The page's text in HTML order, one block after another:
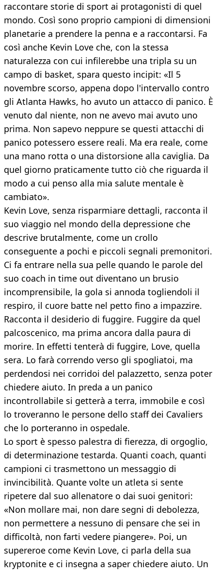
raccontare storie di sport ai protagonisti di quel
mondo. Così sono proprio campioni di dimensioni
planetarie a prendere la penna e a raccontarsi. Fa
così anche Kevin Love che, con la stessa
naturalezza con cui infilerebbe una tripla su un
campo di basket, spara questo incipit: «Il 5
novembre scorso, appena dopo l'intervallo contro
gli Atlanta Hawks, ho avuto un attacco di panico. È
venuto dal niente, non ne avevo mai avuto uno
prima. Non sapevo neppure se questi attacchi di
panico potessero essere reali. Ma era reale, come
una mano rotta o una distorsione alla caviglia. Da
quel giorno praticamente tutto ciò che riguarda il
modo a cui penso alla mia salute mentale è
cambiato».
Kevin Love, senza risparmiare dettagli, racconta il
suo viaggio nel mondo della depressione che
descrive brutalmente, come un crollo
conseguente a pochi e piccoli segnali premonitori.
Ci fa entrare nella sua pelle quando le parole del
suo coach in time out diventano un brusio
incomprensibile, la gola si annoda togliendoli il
respiro, il cuore batte nel petto fino a impazzire.
Racconta il desiderio di fuggire. Fuggire da quel
palcoscenico, ma prima ancora dalla paura di
morire. In effetti tenterà di fuggire, Love, quella
sera. Lo farà correndo verso gli spogliatoi, ma
perdendosi nei corridoi del palazzetto, senza poter
chiedere aiuto. In preda a un panico
incontrollabile si getterà a terra, immobile e così
lo troveranno le persone dello staff dei Cavaliers
che lo porteranno in ospedale.
Lo sport è spesso palestra di fierezza, di orgoglio,
di determinazione testarda. Quanti coach, quanti
campioni ci trasmettono un messaggio di
invincibilità. Quante volte un atleta si sente
ripetere dal suo allenatore o dai suoi genitori:
«Non mollare mai, non dare segni di debolezza,
non permettere a nessuno di pensare che sei in
difficoltà, non farti vedere piangere». Poi, un
supereroe come Kevin Love, ci parla della sua
kryptonite e ci insegna a saper chiedere aiuto. Un